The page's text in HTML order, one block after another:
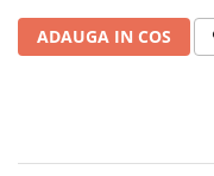
ADAUGA IN COS